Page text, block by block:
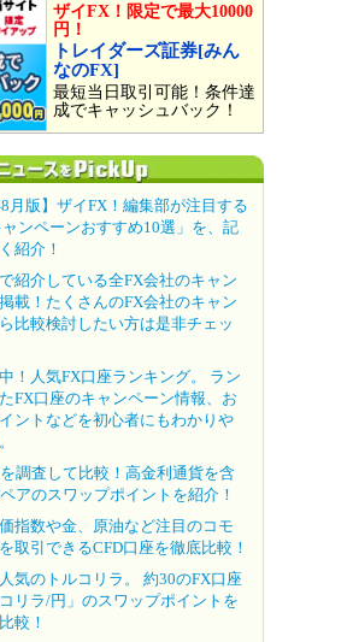
ザイFX！限定で最大10000
円！
トレイダーズ証券[みん
なのFX]
最短当日取引可能！条件達
成でキャッシュバック！
8月版】ザイFX！編集部が注目する
ャンペーンおすすめ10選」を、記
紹介！
紹介している全FX会社のキャン
載！たくさんのFX会社のキャン
比較検討したい方は是非チェッ
！人気FX口座ランキング。 ラン
FX口座のキャンペーン情報、お
ントなどを初心者にもわかりや
調査して比較！高金利通貨を含
アのスワップポイントを紹介！
指数や金、原油など注目のコモ
取引できるCFD口座を徹底比較！
気のトルコリラ。 約30のFX口座
リラ/円」のスワップポイントを
較！